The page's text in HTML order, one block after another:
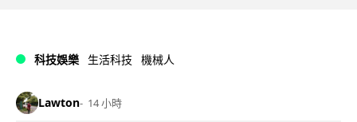
科技娛樂 生活科技 機械人
Lawton 14 小時